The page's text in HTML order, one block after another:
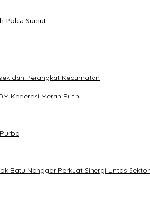
Polda Sumut
dan Perangkat Kecamatan
Koperasi Merah Putih
Batu Nanggar Perkuat Sinergi Lintas Sektor